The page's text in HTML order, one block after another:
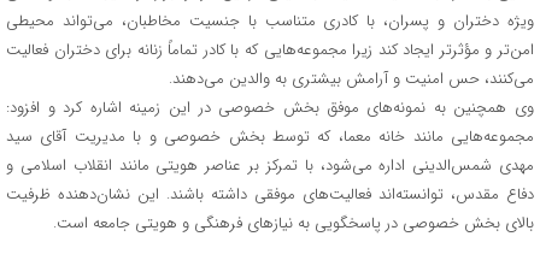
ویژه دختران و پسران، با کادری متناسب با جنسیت مخاطبان، می‌تواند محیطی
امن‌تر و مؤثرتر ایجاد کند زیرا مجموعه‌هایی که با کادر تماماً زنانه برای دختران فعالیت
می‌کنند، حس امنیت و آرامش بیشتری به والدین می‌دهند.
وی همچنین به نمونه‌های موفق بخش خصوصی در این زمینه اشاره کرد و افزود:
مجموعه‌هایی مانند خانه معما، که توسط بخش خصوصی و با مدیریت آقای سید
مهدی شمس‌الدینی اداره می‌شود، با تمرکز بر عناصر هویتی مانند انقلاب اسلامی و
دفاع مقدس، توانسته‌اند فعالیت‌های موفقی داشته باشند. این نشان‌دهنده ظرفیت
بالای بخش خصوصی در پاسخگویی به نیازهای فرهنگی و هویتی جامعه است.